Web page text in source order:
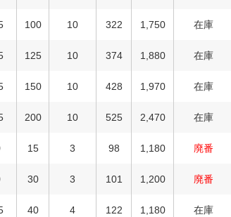
100 10 322 1,750 在庫
125 10 374 1,880 在庫
150 10 428 1,970 在庫
200 10 525 2,470 在庫
15 3 98 1,180 廃番
30 3 101 1,200 廃番
40 4 122 1,180 在庫